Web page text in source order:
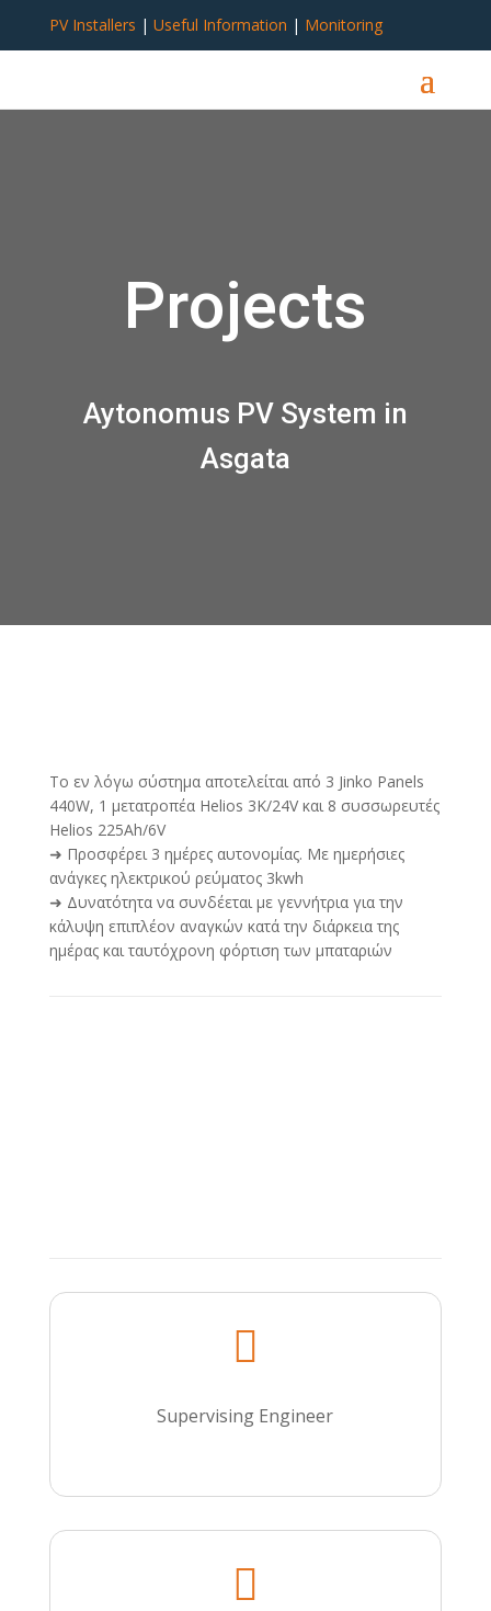
PV Installers | Useful Information | Monitoring
Projects
Aytonomus PV System in
Asgata
Tο εν λόγω σύστημα αποτελείται από 3 Jinko Panels
440W, 1 μετατροπέα Ηelios 3K/24V και 8 συσσωρευτές
Helios 225Ah/6V
➜ Προσφέρει 3 ημέρες αυτονομίας. Με ημερήσιες
ανάγκες ηλεκτρικού ρεύματος 3kwh
➜ Δυνατότητα να συνδέεται με γεννήτρια για την
κάλυψη επιπλέον αναγκών κατά την διάρκεια της
ημέρας και ταυτόχρονη φόρτιση των μπαταριών

Supervising Engineer
